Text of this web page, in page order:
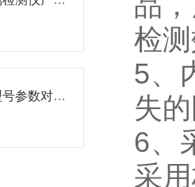
恒美智造消化炉全型号参数对比，石墨消解仪精准选购指南
检
5、
失
6、
采